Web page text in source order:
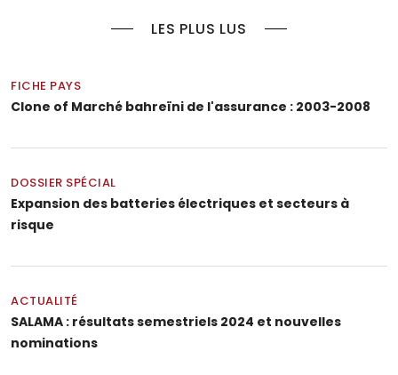
LES PLUS LUS
FICHE PAYS
Clone of Marché bahreïni de l'assurance : 2003-2008
DOSSIER SPÉCIAL
Expansion des batteries électriques et secteurs à
risque
ACTUALITÉ
SALAMA : résultats semestriels 2024 et nouvelles
nominations